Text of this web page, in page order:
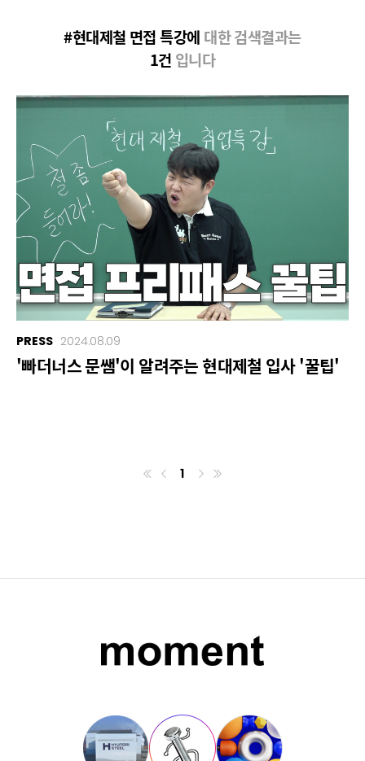
#현대제철 면접 특강에 대한 검색결과는
1건 입니다
PRESS 2024.08.09
'빠더너스 문쌤'이 알려주는 현대제철 입사 '꿀팁'
첫번째페이지 1 마지막페이지